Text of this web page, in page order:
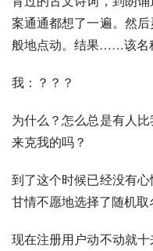
案通通都想了一遍。然
般地点动。结果……该名
我：？？？
为什么？怎么总是有人
来克我的吗？
到了这个时候已经没有
甘情不愿地选择了随机取
现在注册用户动不动就